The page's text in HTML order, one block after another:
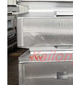
শংসাপত্র